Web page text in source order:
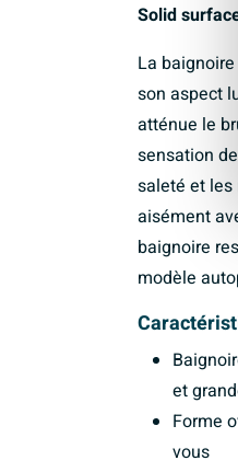
Solid
La
son aspect
atténue le
sensation
saleté et les
aisément
baignoire
modèle
et
Forme
vous